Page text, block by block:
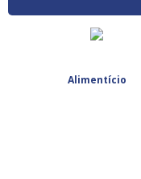
Alimentício